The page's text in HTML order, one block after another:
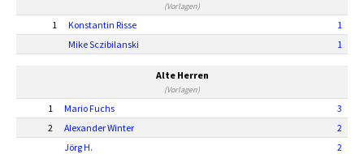
(Vorlagen)
1 Konstantin Risse
1
Mike Sczibilanski
1
Alte Herren
(Vorlagen)
1 Mario Fuchs
3
2
Alexander Winter
2
Jörg H.
2